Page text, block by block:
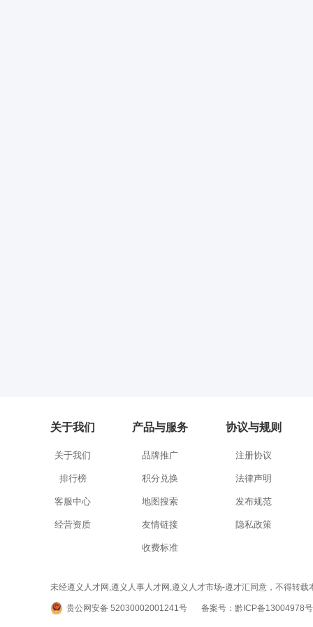
关于我们
关于我们
排行榜
客服中心
经营资质
产品与服务
品牌推广
积分兑换
地图搜索
友情链接
收费标准
协议与规则
注册协议
法律声明
发布规范
隐私政策
未经遵义人才网,遵义人事人才网,遵义人才市场-遵才汇同意，不得转
贵公网安备 52030002001241号 备案号：黔ICP备13004978